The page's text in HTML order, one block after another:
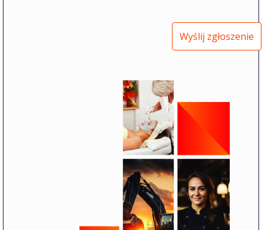
Wyślij zgłoszenie